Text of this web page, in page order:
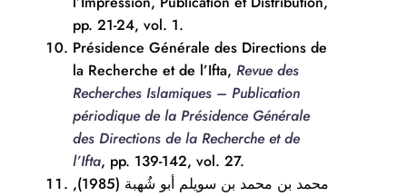
pp. 21-24, vol. 1.
Présidence Générale des Directions de
la Recherche et de l’Ifta, Revue des
Recherches Islamiques – Publication
périodique de la Présidence Générale
des Directions de la Recherche et de
l’Ifta, pp. 139-142, vol. 27.
محمد بن محمد بن سويلم أبو شُهبة (1985),